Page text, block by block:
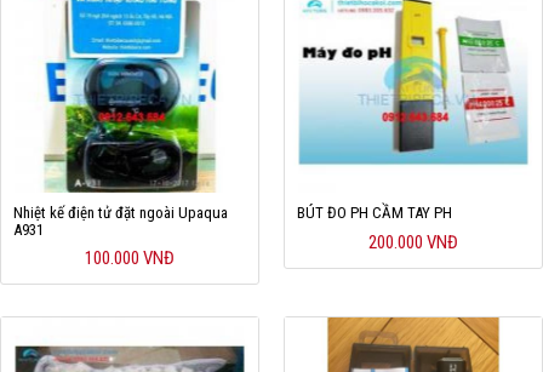
Nhiệt kế điện tử đặt ngoài Upaqua
A931
100.000 VNĐ
BÚT ĐO PH CẦM TAY PH
200.000 VNĐ